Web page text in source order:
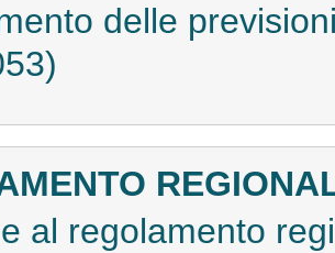
delle
al regolamento